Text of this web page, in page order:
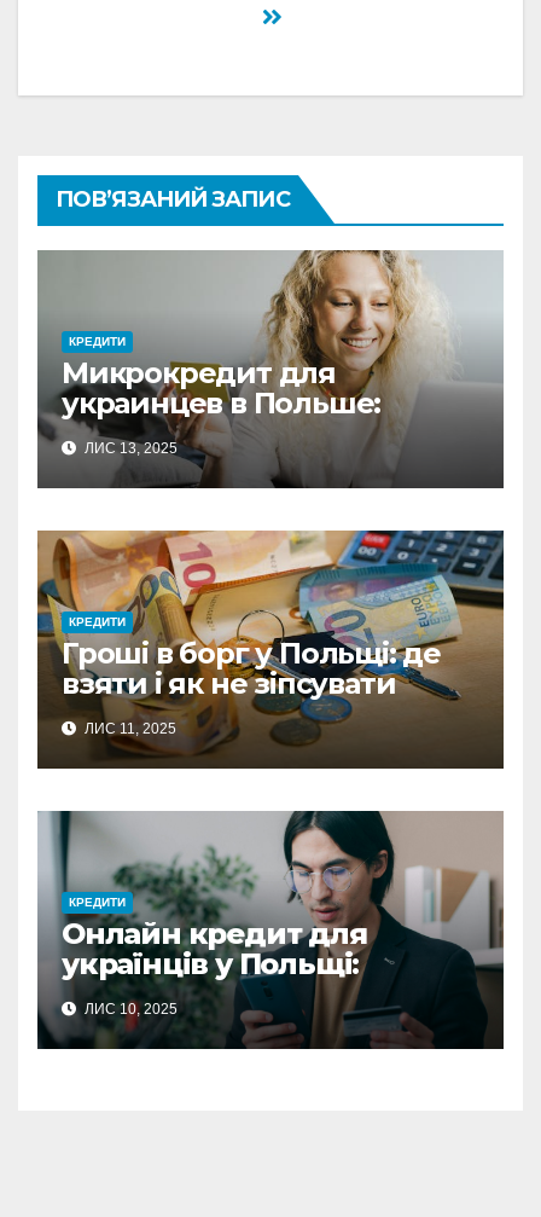
ПОВ’ЯЗАНИЙ ЗАПИС
КРЕДИТИ
Микрокредит для
украинцев в Польше:
полное руководство по
выбору оптимального
решения
ЛИС 13, 2025
КРЕДИТИ
Гроші в борг у Польщі: де
взяти і як не зіпсувати
стосунки
ЛИС 11, 2025
КРЕДИТИ
Онлайн кредит для
українців у Польщі:
повний гайд з отримання
фінансової підтримки
ЛИС 10, 2025